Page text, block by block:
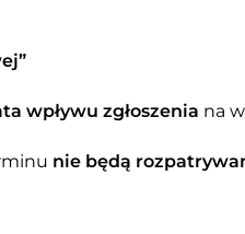
wpływu zgłoszenia na
nie będą